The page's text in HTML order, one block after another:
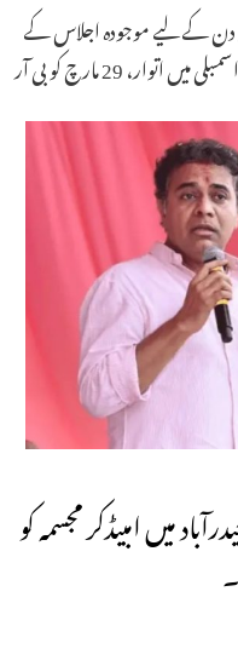
دن کے لیے موجودہ اجلاس کے
29 مارچ کو بی آر
میں امبیڈکر مجسمہ کو